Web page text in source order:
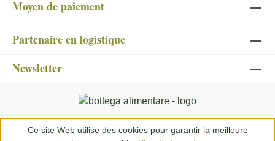
Moyen de paiement
Partenaire en logistique
Newsletter
Ce site Web utilise des cookies pour garantir la meilleure